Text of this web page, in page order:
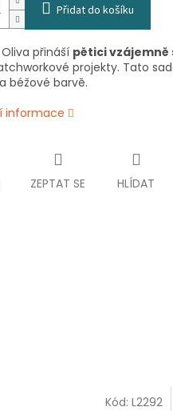
Přidat do košíku
přináší pětici
projekty. Tato
béžové barvě.
informace
ZEPTAT SE HLÍDAT
Kód: L2292